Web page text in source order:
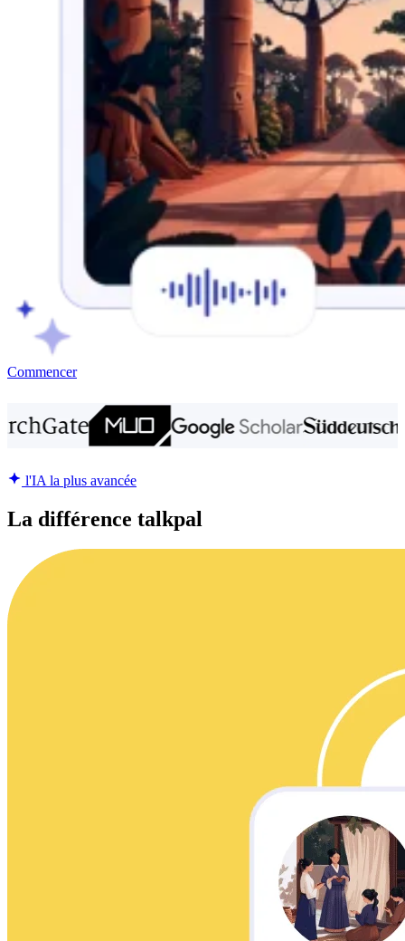
Commencer
l'IA la plus avancée
La différence talkpal